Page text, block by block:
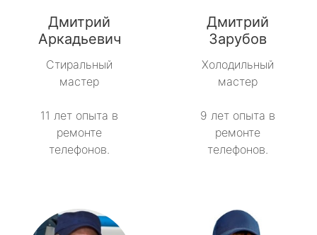
Дмитрий
Аркадьевич
Стиральный
мастер
11 лет опыта в
ремонте
телефонов.
Дмитрий
Зарубов
Холодильный
мастер
9 лет опыта в
ремонте
телефонов.